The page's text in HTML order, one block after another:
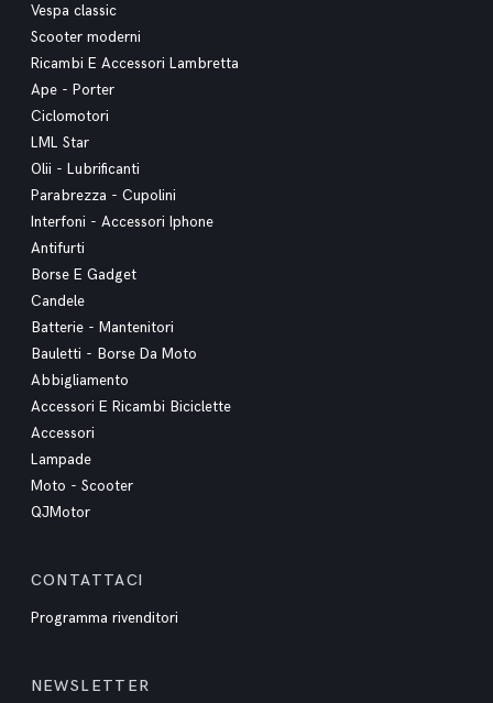
Vespa classic
Scooter moderni
Ricambi E Accessori Lambretta
Ape - Porter
Ciclomotori
LML Star
Olii - Lubrificanti
Parabrezza - Cupolini
Interfoni - Accessori Iphone
Antifurti
Borse E Gadget
Candele
Batterie - Mantenitori
Bauletti - Borse Da Moto
Abbigliamento
Accessori E Ricambi Biciclette
Accessori
Lampade
Moto - Scooter
QJMotor
CONTATTACI
Programma rivenditori
NEWSLETTER